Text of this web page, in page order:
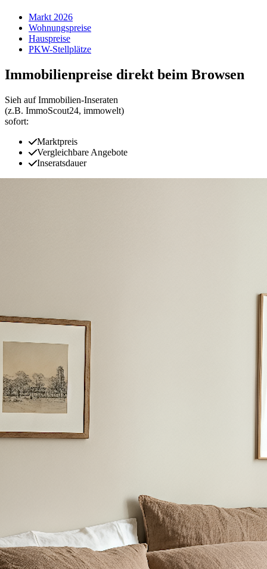
Markt 2026
Wohnungspreise
Hauspreise
PKW-Stellplätze
Immobilienpreise direkt beim Browsen
Sieh auf Immobilien‑Inseraten
(z.B. ImmoScout24, immowelt)
sofort:
Marktpreis
Vergleichbare Angebote
Inseratsdauer